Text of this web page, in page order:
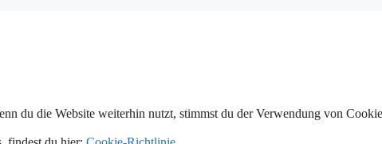
du die Website weiterhin nutzt, stimmst du der Verwendung von